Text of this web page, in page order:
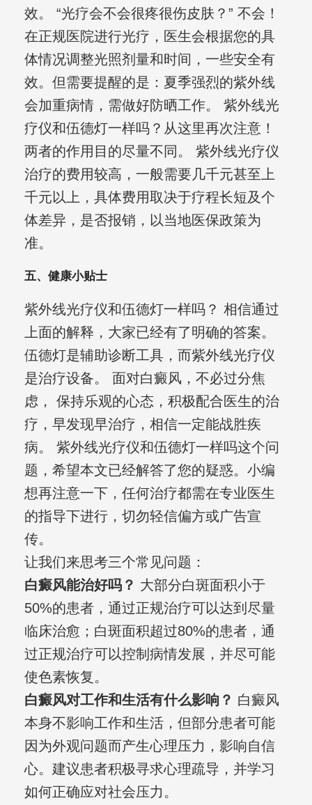
效。 “光疗会不会很疼很伤皮肤？” 不会！
在正规医院进行光疗，医生会根据您的具
体情况调整光照剂量和时间，一些安全有
效。但需要提醒的是：夏季强烈的紫外线
会加重病情，需做好防晒工作。 紫外线光
疗仪和伍德灯一样吗？从这里再次注意！
两者的作用目的尽量不同。 紫外线光疗仪
治疗的费用较高，一般需要几千元甚至上
千元以上，具体费用取决于疗程长短及个
体差异，是否报销，以当地医保政策为
准。
五、健康小贴士
紫外线光疗仪和伍德灯一样吗？ 相信通过
上面的解释，大家已经有了明确的答案。
伍德灯是辅助诊断工具，而紫外线光疗仪
是治疗设备。 面对白癜风，不必过分焦
虑， 保持乐观的心态，积极配合医生的治
疗，早发现早治疗，相信一定能战胜疾
病。 紫外线光疗仪和伍德灯一样吗这个问
题，希望本文已经解答了您的疑惑。小编
想再注意一下，任何治疗都需在专业医生
的指导下进行，切勿轻信偏方或广告宣
传。
让我们来思考三个常见问题：
白癜风能治好吗？ 大部分白斑面积小于
50%的患者，通过正规治疗可以达到尽量
临床治愈；白斑面积超过80%的患者，通
过正规治疗可以控制病情发展，并尽可能
使色素恢复。
白癜风对工作和生活有什么影响？ 白癜风
本身不影响工作和生活，但部分患者可能
因为外观问题而产生心理压力，影响自信
心。建议患者积极寻求心理疏导，并学习
如何正确应对社会压力。